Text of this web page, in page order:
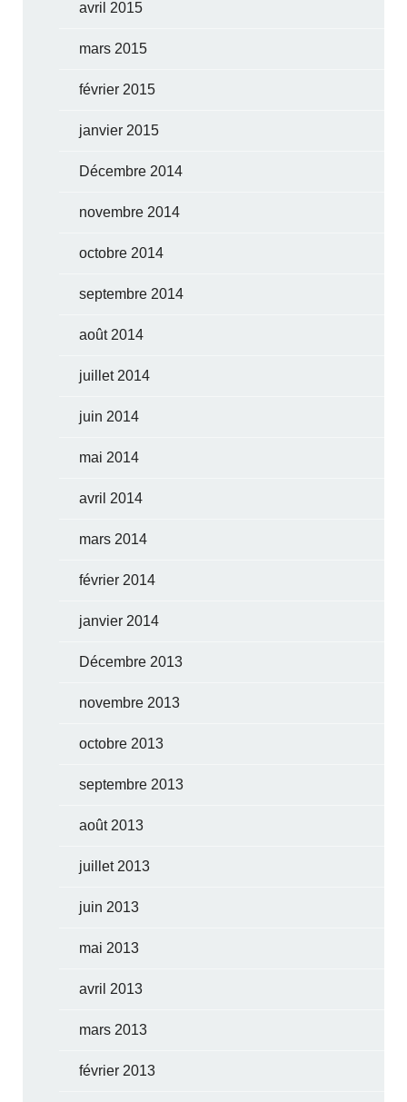
avril 2015
mars 2015
février 2015
janvier 2015
Décembre 2014
novembre 2014
octobre 2014
septembre 2014
août 2014
juillet 2014
juin 2014
mai 2014
avril 2014
mars 2014
février 2014
janvier 2014
Décembre 2013
novembre 2013
octobre 2013
septembre 2013
août 2013
juillet 2013
juin 2013
mai 2013
avril 2013
mars 2013
février 2013